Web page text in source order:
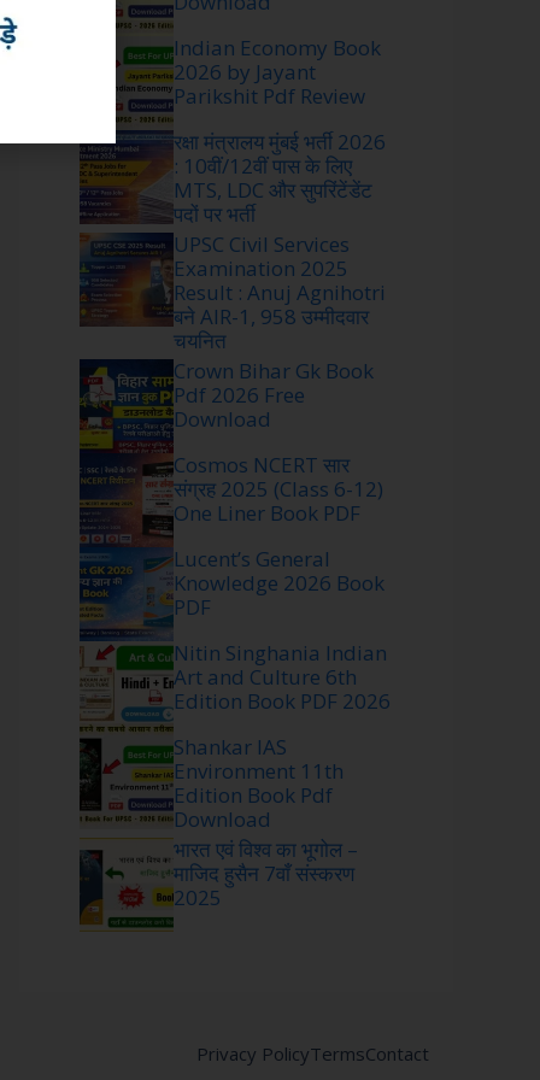
Indian Economy Book
2026 by Jayant
Parikshit Pdf Review
रक्षा मंत्रालय मुंबई भर्ती 2026
: 10वीं/12वीं पास के लिए
MTS, LDC और सुपरिंटेंडेंट
पदों पर भर्ती
UPSC Civil Services
Examination 2025
Result : Anuj Agnihotri
बने AIR-1, 958 उम्मीदवार
चयनित
Crown Bihar Gk Book
Pdf 2026 Free
Download
Cosmos NCERT सार
संग्रह 2025 (Class 6-12)
One Liner Book PDF
Lucent’s General
Knowledge 2026 Book
PDF
Nitin Singhania Indian
Art and Culture 6th
Edition Book PDF 2026
Shankar IAS
Environment 11th
Edition Book Pdf
Download
भारत एवं विश्व का भूगोल –
माजिद हुसैन 7वाँ संस्करण
2025
Privacy PolicyTermsContact